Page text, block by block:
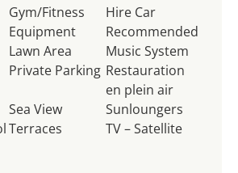
Gym/Fitness
Equipment
Hire Car
Recommended
Lawn Area
Music System
Private Parking Restauration
en plein air
Sea View
Sunloungers
Terraces
TV – Satellite